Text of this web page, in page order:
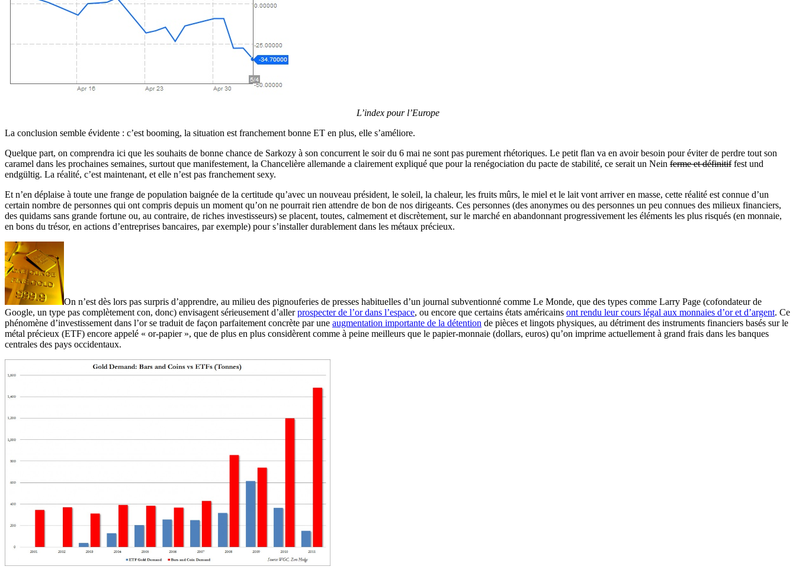
L’index pour l’Europe
La conclusion semble évidente : c’est booming, la situation est franchement bonne ET en plus, elle s’améliore.
Quelque part, on comprendra ici que les souhaits de bonne chance de Sarkozy à son concurrent le soir du 6 mai ne sont pas purement rhétoriques. Le petit flan va en avoir besoin pour éviter de perdre tout son
caramel dans les prochaines semaines, surtout que manifestement, la Chancelière allemande a clairement expliqué que pour la renégociation du pacte de stabilité, ce serait un Nein ferme et définitiffest und
endgültig. La réalité, c’est maintenant, et elle n’est pas franchement sexy.
Et n’en déplaise à toute une frange de population baignée de la certitude qu’avec un nouveau président, le soleil, la chaleur, les fruits mûrs, le miel et le lait vont arriver en masse, cette réalité est connue d’un
certain nombre de personnes qui ont compris depuis un moment qu’on ne pourrait rien attendre de bon de nos dirigeants. Ces personnes (des anonymes ou des personnes un peu connues des milieux financiers,
des quidams sans grande fortune ou, au contraire, de riches investisseurs) se placent, toutes, calmement et discrètement, sur le marché en abandonnant progressivement les éléments les plus risqués (en monnaie,
en bons du trésor, en actions d’entreprises bancaires, par exemple) pour s’installer durablement dans les métaux précieux.
On n’est dès lors pas surpris d’apprendre, au milieu des pignouferies de presses habituelles d’un journal subventionné comme Le Monde, que des types comme Larry Page (cofondateur de
Google, un type pas complètement con, donc) envisagent sérieusement d’allerprospecter de l’or dans l’espace, ou encore que certains états américains ont rendu leur cours légal aux monnaies d’or et d’argent. Ce
phénomène d’investissement dans l’or se traduit de façon parfaitement concrète par une augmentation importante de la détention de pièces et lingots physiques, au détriment des instruments financiers basés sur le
métal précieux (ETF) encore appelé « or-papier », que de plus en plus considèrent comme à peine meilleurs que le papier-monnaie (dollars, euros) qu’on imprime actuellement à grand frais dans les banques
centrales des pays occidentaux.